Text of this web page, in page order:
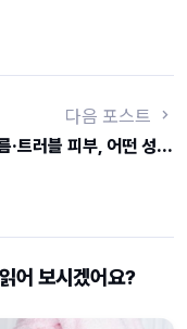
다음 포스트
여드름·트러블 피부, 어떤 성분이 답일까? – 매스틱의 특별함
어 보시겠어요?